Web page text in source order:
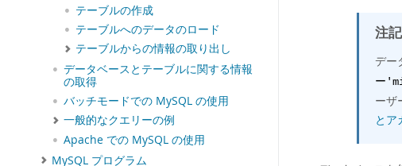
テーブルの作成
テーブルへのデータのロード
テーブルからの情報の取り出し
データベースとテーブルに関する情報
の取得
バッチモードでの MySQL の使用
一般的なクエリーの例
Apache での MySQL の使用
MySQL プログラム
注記
デー
ー
ーザ
とア